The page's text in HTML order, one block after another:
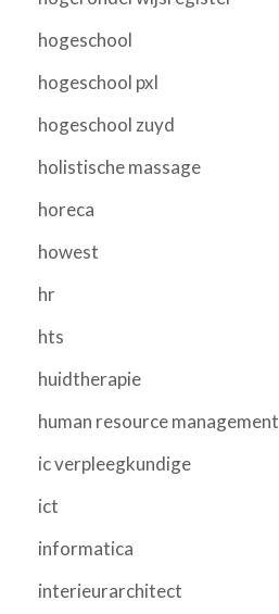
hogeschool
hogeschool pxl
hogeschool zuyd
holistische massage
horeca
howest
hr
hts
huidtherapie
human resource management
ic verpleegkundige
ict
informatica
interieurarchitect